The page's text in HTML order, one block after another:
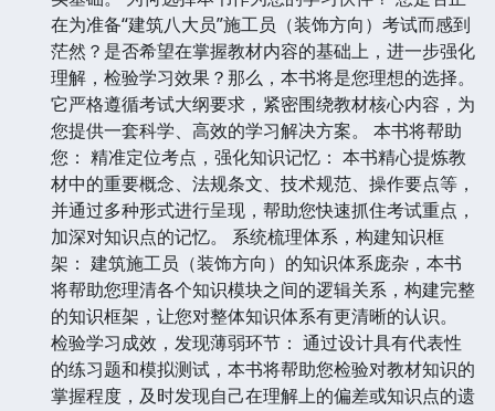
在为准备“建筑八大员”施工员（装饰方向）考试而感到
茫然？是否希望在掌握教材内容的基础上，进一步强化
理解，检验学习效果？那么，本书将是您理想的选择。
它严格遵循考试大纲要求，紧密围绕教材核心内容，为
您提供一套科学、高效的学习解决方案。 本书将帮助
您： 精准定位考点，强化知识记忆： 本书精心提炼教
材中的重要概念、法规条文、技术规范、操作要点等，
并通过多种形式进行呈现，帮助您快速抓住考试重点，
加深对知识点的记忆。 系统梳理体系，构建知识框
架： 建筑施工员（装饰方向）的知识体系庞杂，本书
将帮助您理清各个知识模块之间的逻辑关系，构建完整
的知识框架，让您对整体知识体系有更清晰的认识。
检验学习成效，发现薄弱环节： 通过设计具有代表性
的练习题和模拟测试，本书将帮助您检验对教材知识的
掌握程度，及时发现自己在理解上的偏差或知识点的遗